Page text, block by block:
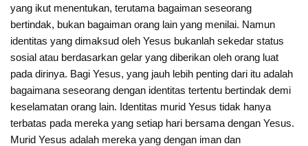
yang ikut menentukan, terutama bagaiman seseorang
bertindak, bukan bagaiman orang lain yang menilai. Namun
identitas yang dimaksud oleh Yesus bukanlah sekedar status
sosial atau berdasarkan gelar yang diberikan oleh orang luat
pada dirinya. Bagi Yesus, yang jauh lebih penting dari itu adalah
bagaimana seseorang dengan identitas tertentu bertindak demi
keselamatan orang lain. Identitas murid Yesus tidak hanya
terbatas pada mereka yang setiap hari bersama dengan Yesus.
Murid Yesus adalah mereka yang dengan iman dan